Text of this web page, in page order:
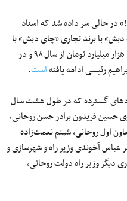
در حالی سر داده شد که اسناد
با برند تجاری «چای دبش» با
رقم ۳ میلیارد و ۳۷۰ میلیون دلار معادل ۱۴۰ هزار میلیارد تومان از سال ۹۸ و در
رئیسی ادامه یافتهاست.
گسترده که در طول هشت سال
حسین فریدون برادر حسن روحانی،
اول روحانی، شبنم نعمت‌زاده
آخوندی وزیر راه و شهرسازی و
وزیر راه دولت روحانی،